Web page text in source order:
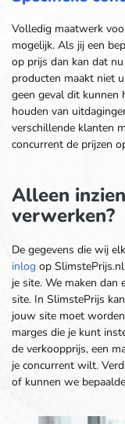
Volledig maatwerk
mogelijk. Als jij een
op prijs dan kan dat
producten maakt niet
geen geval dit kunnen
houden van
verschillende klanten
concurrent de prijzen
Alleen
verwerken?
De gegevens die wij
inlog op
je site. We maken
site. In SlimstePrijs
jouw site moet
marges die je kunt
de verkoopprijs, een
je concurrent wilt.
of kunnen we